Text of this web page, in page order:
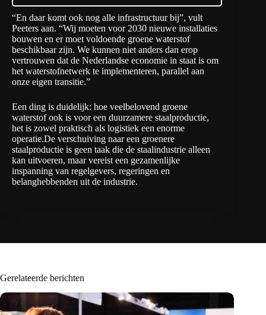
“En daar komt ook nog alle infrastructuur bij”, vult
Peeters aan. “Wij moeten voor 2030 nieuwe installaties
bouwen en er moet voldoende groene waterstof
beschikbaar zijn. We kunnen niet anders dan erop
vertrouwen dat de Nederlandse economie in staat is om
het waterstofnetwerk te implementeren, parallel aan
onze eigen transitie.”
Een ding is duidelijk: hoe veelbelovend groene
waterstof ook is voor een duurzamere staalproductie,
het is zowel praktisch als logistiek een enorme
operatie.De verschuiving naar een groenere
staalproductie is geen taak die de staalindustrie alleen
kan uitvoeren, maar vereist een gezamenlijke
inspanning van regelgevers, regeringen en
belanghebbenden uit de industrie.
Gerelateerde berichten